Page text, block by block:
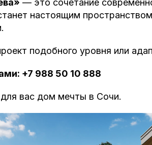
— это сочетание
настоящим
подобного уровня или
+7 988 50 10 888
вас дом мечты в Сочи.